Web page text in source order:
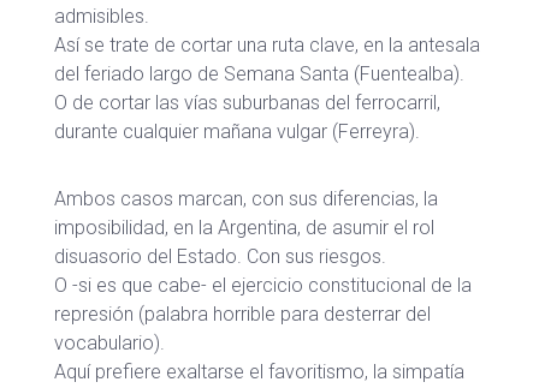
admisibles.
Así se trate de cortar una ruta clave, en la antesala
del feriado largo de Semana Santa (Fuentealba).
O de cortar las vías suburbanas del ferrocarril,
durante cualquier mañana vulgar (Ferreyra).
Ambos casos marcan, con sus diferencias, la
imposibilidad, en la Argentina, de asumir el rol
disuasorio del Estado. Con sus riesgos.
O -si es que cabe- el ejercicio constitucional de la
represión (palabra horrible para desterrar del
vocabulario).
Aquí prefiere exaltarse el favoritismo, la simpatía